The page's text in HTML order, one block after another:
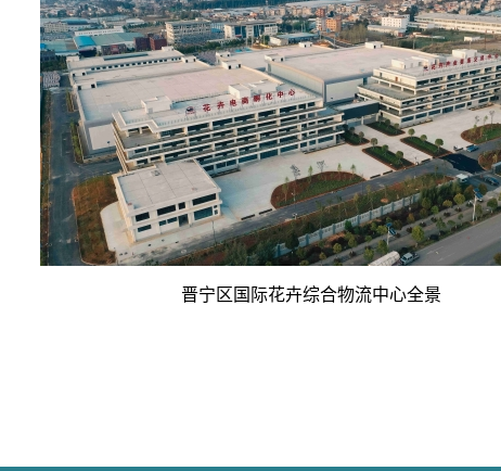
晋宁区国际花卉综合物流中心全景